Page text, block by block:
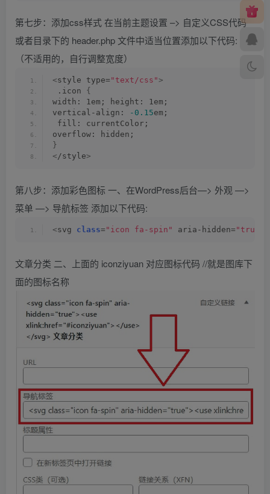
第七步：添加css样式 在当前主题设置 –> 自定义CSS代码
或者目录下的 header.php 文件中适当位置添加以下代码:
（不适用的，自行调整宽度）
<style type= "text/css">
.icon {
width: 1em; height: 1em;
vertical-align:
-0.15em;
fill: currentColor;
overflow: hidden;
}
< /style>
第八步：添加彩色图标 一、在WordPress后台—> 外观 —>
菜单 —> 导航标签 添加以下代码:
<svg class= "icon fa-spin" aria-hidden= "true"
文章分类 二、上面的 iconziyuan 对应图标代码 //就是图库下
面的图标名称